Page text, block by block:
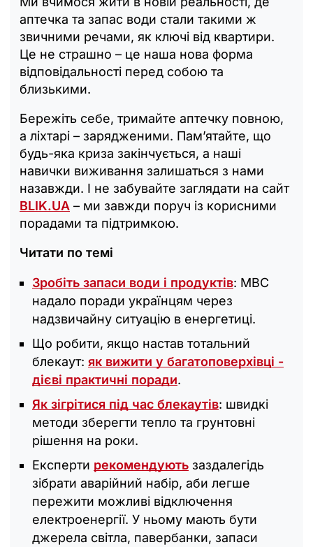
аптечка та запас води стали такими ж
звичними речами, як ключі від квартири.
Це не страшно – це наша нова форма
відповідальності перед собою та
близькими.
Бережіть себе, тримайте аптечку повною,
а ліхтарі – зарядженими. Пам’ятайте, що
будь-яка криза закінчується, а наші
навички виживання залишаться з нами
назавжди. І не забувайте заглядати на сайт
BLIK.UA – ми завжди поруч із корисними
порадами та підтримкою.
Читати по темі
Зробіть запаси води і продуктів: МВС
надало поради українцям через
надзвичайну ситуацію в енергетиці.
Що робити, якщо настав тотальний
блекаут: як вижити у багатоповерхівці -
дієві практичні поради.
Як зігрітися під час блекаутів: швидкі
методи зберегти тепло та грунтовні
рішення на роки.
Експерти рекомендують заздалегідь
зібрати аварійний набір, аби легше
пережити можливі відключення
електроенергії. У ньому мають бути
джерела світла, павербанки, запаси